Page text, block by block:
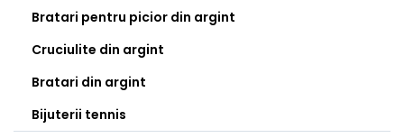
Bratari pentru picior din argint
Cruciulite din argint
Bratari din argint
Bijuterii tennis